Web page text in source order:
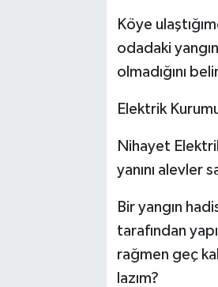
Köye
odadaki
olmadığını
Elektrik
Nihayet
yanını alevler
Bir yangın
tarafından
rağmen geç
lazım?